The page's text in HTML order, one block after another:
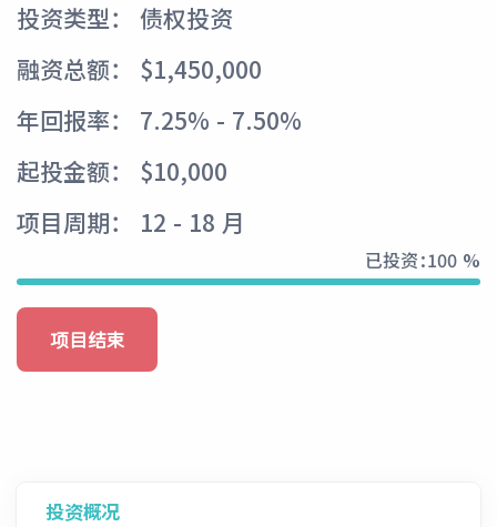
投资类型： 债权投资
融资总额： $1,450,000
年回报率： 7.25% - 7.50%
起投金额： $10,000
项目周期： 12 - 18 月
已投资：100 %
项目结束
投资概况